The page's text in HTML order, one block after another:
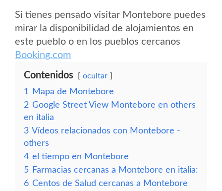
Si tienes pensado visitar Montebore puedes
mirar la disponibilidad de alojamientos en
este pueblo o en los pueblos cercanos
Booking.com
Contenidos ocultar
1
Mapa de Montebore
2 Google Street View Montebore en others
en italia
3 Vídeos relacionados con Montebore -
others
4 el tiempo en Montebore
5 Farmacias cercanas a Montebore en italia:
6 Centos de Salud cercanas a Montebore